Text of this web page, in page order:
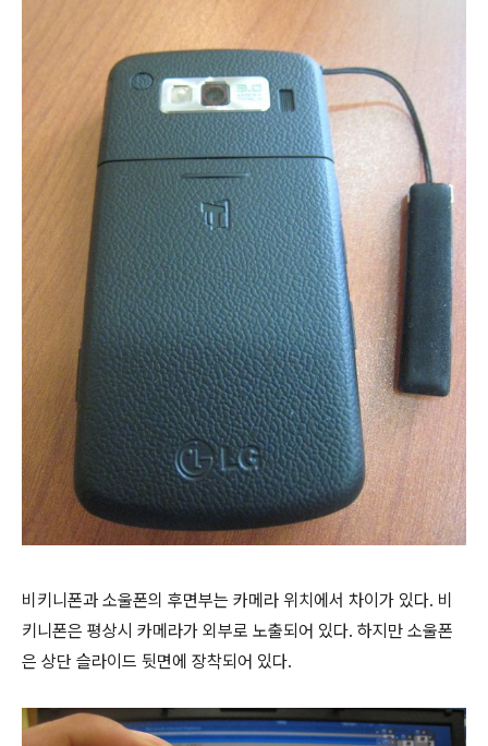
비키니폰과 소울폰의 후면부는 카메라 위치에서 차이가 있다. 비
키니폰은 평상시 카메라가 외부로 노출되어 있다. 하지만 소울폰
은 상단 슬라이드 뒷면에 장착되어 있다.